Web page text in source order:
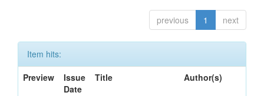
previous 1 next
Item hits:
Preview
Issue
Date
Title Author(s)